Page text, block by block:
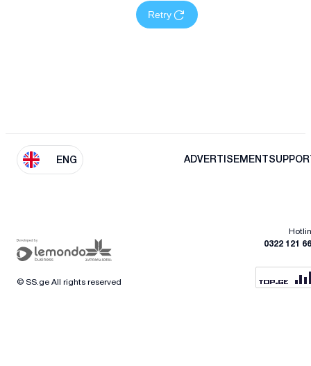
Retry
ENG ADVERTISEMENT
0322 121
© SS.ge All rights reserved